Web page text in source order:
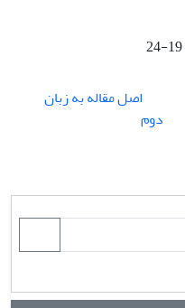
19-24
اصل مقاله به زبان
دوم